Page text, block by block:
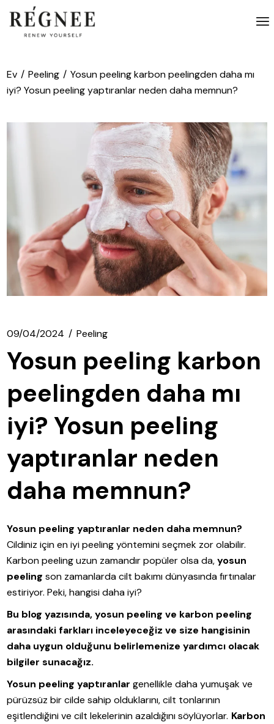
atla
Ev Peeling
Yosun peeling karbon peelingden daha mı
iyi? Yosun peeling yaptıranlar neden daha memnun?
09/04/2024 Peeling
Yosun peeling karbon
peelingden daha mı
iyi? Yosun peeling
yaptıranlar neden
daha memnun?
Yosun peeling yaptıranlar neden daha memnun?
Cildiniz için en iyi peeling yöntemini seçmek zor olabilir.
Karbon peeling uzun zamandır popüler olsa da,yosun
peeling son zamanlarda cilt bakımı dünyasında fırtınalar
estiriyor. Peki, hangisi daha iyi?
Bu blog yazısında, yosun peeling ve karbon peeling
arasındaki farkları inceleyeceğiz ve size hangisinin
daha uygun olduğunu belirlemenize yardımcı olacak
bilgiler sunacağız.
Yosun peeling yaptıranlar genellikle daha yumuşak ve
pürüzsüz bir cilde sahip olduklarını, cilt tonlarının
eşitlendiğini ve cilt lekelerinin azaldığını söylüyorlar. Karbon